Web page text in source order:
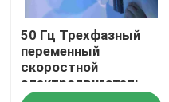
Электрические
Средний мотор
50 Гц Трехфазный
переменный
скоростной
электродвигатель
для печатных машин